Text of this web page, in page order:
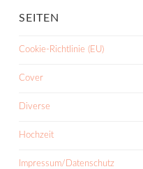
SEITEN
Cookie-Richtlinie (EU)
Cover
Diverse
Hochzeit
Impressum/Datenschutz